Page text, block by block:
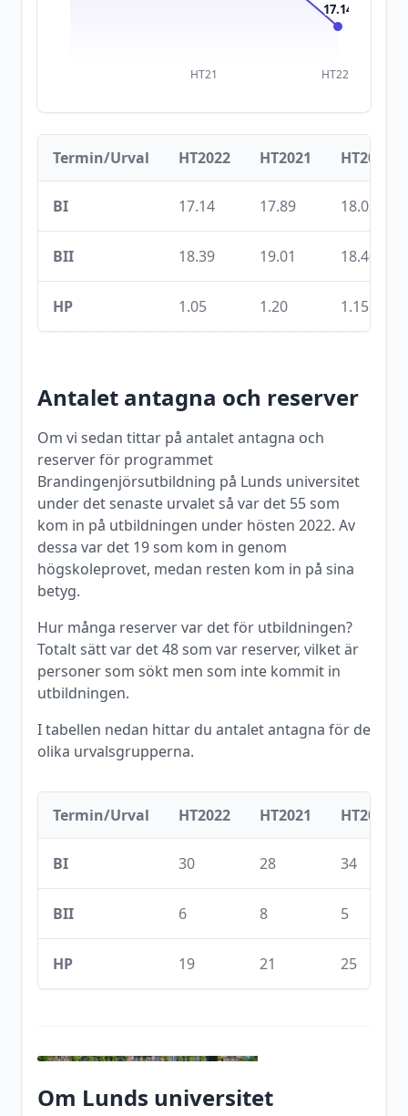
HT21 HT22
17.14
Termin/Urval HT2022 HT2021 HT2020
BI 17.14 17.89 18.02
BII 18.39 19.01 18.40
HP 1.05 1.20 1.15
Antalet antagna och reserver
Om vi sedan tittar på antalet antagna och
reserver för programmet
Brandingenjörsutbildning på Lunds universitet
under det senaste urvalet så var det 55som
kom in på utbildningen under hösten 2022. Av
dessa var det 19som kom in genom
högskoleprovet, medan resten kom in på sina
betyg.
Hur många reserver var det för utbildningen?
Totalt sätt var det48som var reserver, vilket är
personer som sökt men som inte kommit in
utbildningen.
I tabellen nedan hittar du antalet antagna för de
olika urvalsgrupperna.
Termin/Urval HT2022 HT2021 HT2020
BI 30 28 34
BII 6 8 5
HP 19 21 25
Om Lunds universitet